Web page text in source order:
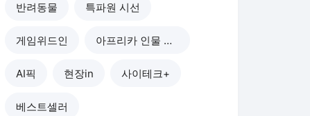
반려동물 특파원 시선
게임위드인 아프리카 인물 열전
AI픽 현장in 사이테크+
베스트셀러